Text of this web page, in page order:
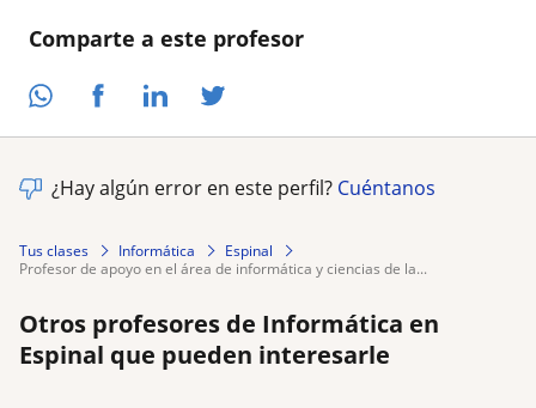
Comparte a este profesor
¿Hay algún error en este perfil? Cuéntanos
Tus clases Informática
Espinal
profesor de apoyo en el área de informática y ciencias de la...
Otros profesores de Informática en
Espinal que pueden interesarle